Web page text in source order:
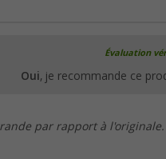
Évaluation
Oui, je recommande ce
par rapport à l'originale.